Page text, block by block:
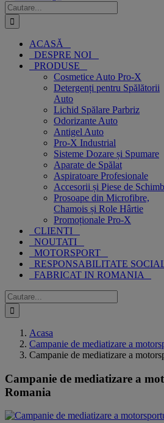
Cautare...
ACASĂ
DESPRE NOI
PRODUSE
Cosmetice Auto Pro-X
Detergenți pentru Spălătorii
Auto
Lichid Spălare Parbriz
Odorizante Auto
Antigel Auto
Pro-X Industrial
Sisteme Dozare și Spumare
Aparate de Spălat
Aspiratoare Profesionale
Accesorii și Piese de Schimb
Prosoape din Microfibre,
Chamois și Role Hârtie
Promoționale Pro-X
CLIENTI
NOUTATI
MOTORSPORT
RESPONSABILITATE
FABRICAT IN ROMANIA
Cautare...
Acasa
Campanie de mediatizare a
Campanie de mediatizare a
Campanie de mediatizare a
Romania